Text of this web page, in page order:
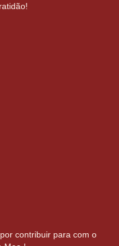
contribuir para com o